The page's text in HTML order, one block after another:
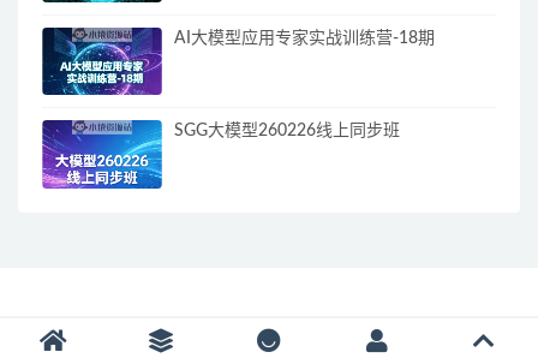
AI大模型应用专家实战训练营-18期
SGG大模型260226线上同步班